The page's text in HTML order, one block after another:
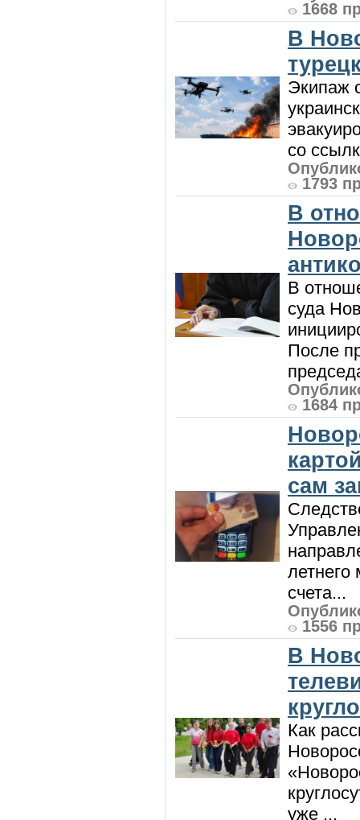
1668
В
Экипаж
со
1793
В
В
суда
После
1684
сам
летнего
счета...
1556
В
Как
уже ...